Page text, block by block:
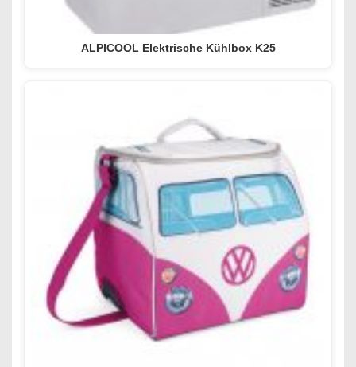
ALPICOOL Elektrische Kühlbox K25